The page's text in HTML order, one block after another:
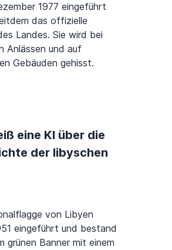
1977 eingeführt
das offizielle
Landes. Sie wird bei
Anlässen und auf
Gebäuden gehisst.
eine KI über die
der libyschen
von Libyen
eingeführt und bestand
grünen Banner mit einem